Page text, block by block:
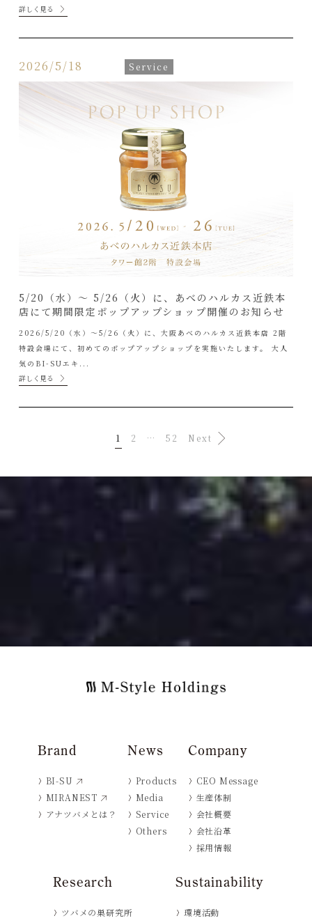
詳しく見る
2026/5/18 Service
5/20（水）〜 5/26（火）に、あべのハルカス近鉄本
店にて期間限定ポップアップショップ開催のお知らせ
2026/5/20（水）〜5/26（火）に、大阪あべのハルカス近鉄本店 2階
特設会場にて、初めてのポップアップショップを実施いたします。 大人
気のBI-SUエキ...
詳しく見る
1 2 … 52 Next
Brand
BI-SU
MIRANEST
アナツバメとは？
News
Products
Media
Service
Others
Company
CEO Message
生産体制
会社概要
会社沿革
採用情報
Research
ツバメの巣研究所
Sustainability
環境活動